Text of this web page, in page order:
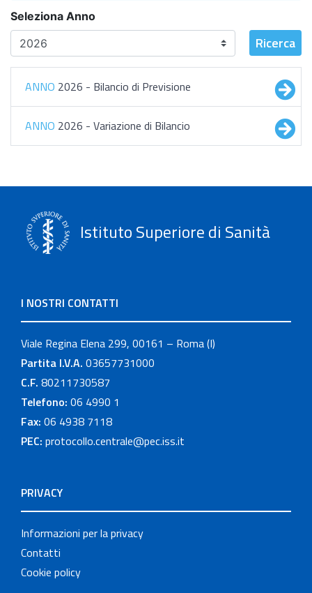
Seleziona Anno
Ricerca
ANNO 2026 - Bilancio di Previsione
ANNO 2026 - Variazione di Bilancio
Istituto Superiore di Sanità
I NOSTRI CONTATTI
Viale Regina Elena 299, 00161 – Roma (I)
Partita I.V.A. 03657731000
C.F. 80211730587
Telefono: 06 4990 1
Fax: 06 4938 7118
PEC: protocollo.centrale@pec.iss.it
PRIVACY
Informazioni per la privacy
Contatti
Cookie policy